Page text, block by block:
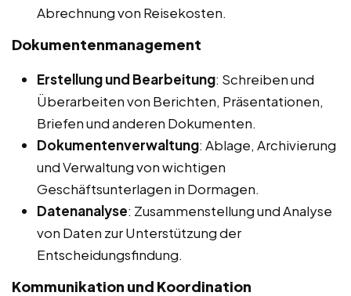
Abrechnung von Reisekosten.
Dokumentenmanagement
Erstellung und Bearbeitung: Schreiben und
Überarbeiten von Berichten, Präsentationen,
Briefen und anderen Dokumenten.
Dokumentenverwaltung: Ablage, Archivierung
und Verwaltung von wichtigen
Geschäftsunterlagen in Dormagen.
Datenanalyse: Zusammenstellung und Analyse
von Daten zur Unterstützung der
Entscheidungsfindung.
Kommunikation und Koordination